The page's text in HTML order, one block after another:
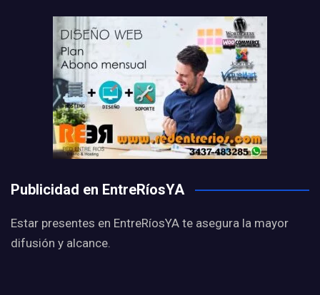
Publicidad en EntreRíosYA
Estar presentes en EntreRíosYA te asegura la mayor
difusión y alcance.